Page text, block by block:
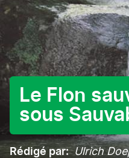
Le Flon
sous
Rédigé par Ulrich